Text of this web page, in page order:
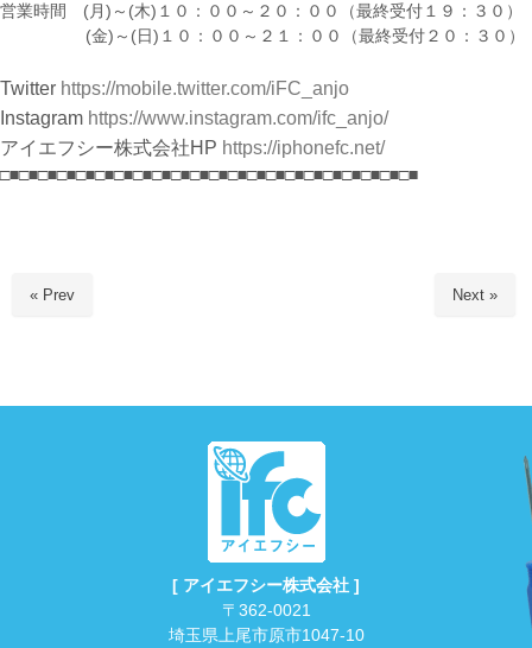
営業時間 (月)～(木)１０：００～２０：００（最終受付１９：３０）
(金)～(日)１０：００～２１：００（最終受付２０：３０）
Twitter https://mobile.twitter.com/iFC_anjo
Instagram https://www.instagram.com/ifc_anjo/
アイエフシー株式会社HP https://iphonefc.net/
□■□■□■□■□■□■□■□■□■□■□■□■□■□■□■□■□■□■□■□■□■□■
« Prev Next »
[ アイエフシー株式会社 ]
〒362-0021
埼玉県上尾市原市1047-10